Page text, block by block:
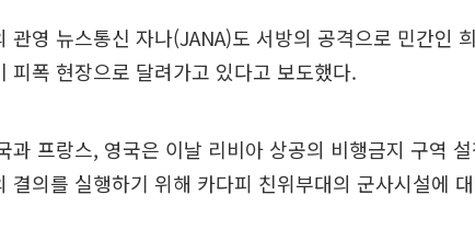
관영 뉴스통신 자나(JANA)도 서방의 공격으로 민간인
피폭 현장으로 달려가고 있다고 보도했다.
과 프랑스, 영국은 이날 리비아 상공의 비행금지 구역
결의를 실행하기 위해 카다피 친위부대의 군사시설에